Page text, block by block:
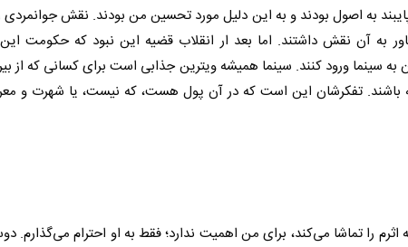
به اصول بودند و به این دلیل مورد تحسین من بودند. نقش جوانمردی
به آن نقش داشتند. اما بعد ار انقلاب قضیه این نبود که حکومت
به سینما ورود کنند. سینما همیشه ویترین جذابی است برای کسانی که از
باشند. تفکرشان این است که در آن پول هست، که نیست، یا شهرت و
را تماشا می‌کند، برای من اهمیت ندارد؛ فقط به او احترام می‌گذارم.